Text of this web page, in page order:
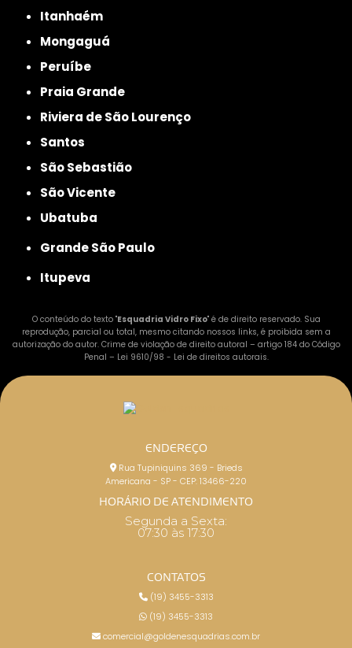
Itanhaém
Mongaguá
Peruíbe
Praia Grande
Riviera de São Lourenço
Santos
São Sebastião
São Vicente
Ubatuba
Grande São Paulo
Itupeva
O conteúdo do texto "Esquadria Vidro Fixo" é de direito reservado. Sua
reprodução, parcial ou total, mesmo citando nossos links, é proibida sem a
autorização do autor. Crime de violação de direito autoral – artigo 184 do Código
Penal – Lei 9610/98 - Lei de direitos autorais.
ENDEREÇO
Rua Tupiniquins 369 - Brieds
Americana - SP - CEP: 13466-220
HORÁRIO DE ATENDIMENTO
Segunda a Sexta:
07:30 às 17:30
CONTATOS
(19) 3455-3313
(19) 3455-3313
comercial@goldenesquadrias.com.br